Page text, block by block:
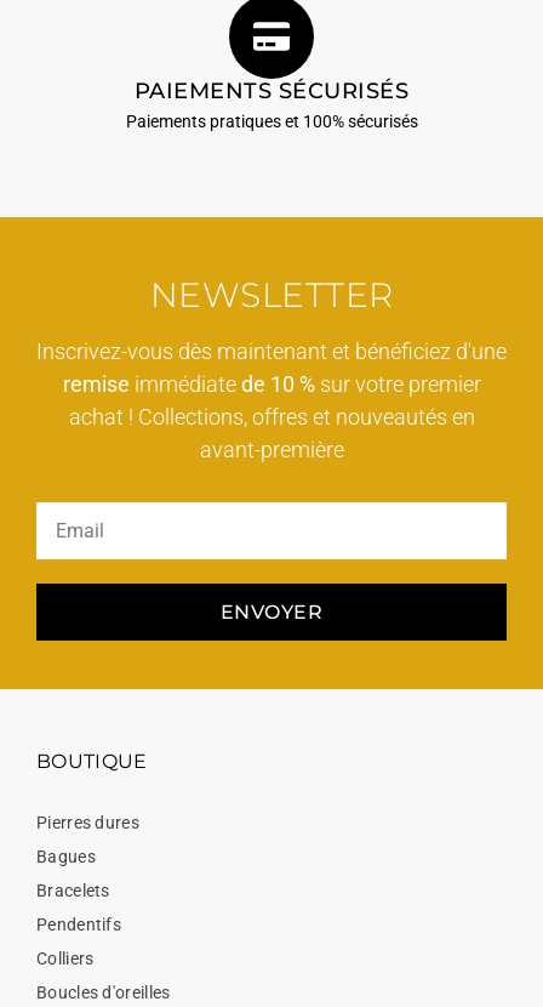
PAIEMENTS SÉCURISÉS
Paiements pratiques et 100% sécurisés
NEWSLETTER
Inscrivez-vous dès maintenant et bénéficiez d'une
remise immédiatede 10 %sur votre premier
achat ! Collections, offres et nouveautés en
avant-première
ENVOYER
BOUTIQUE
Pierres dures
Bagues
Bracelets
Pendentifs
Colliers
Boucles d'oreilles